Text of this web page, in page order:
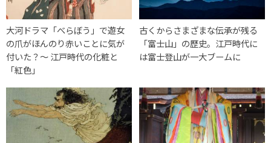
大河ドラマ「べらぼう」で遊女
の爪がほんのり赤いことに気が
付いた？〜 江戸時代の化粧と
「紅色」
古くからさまざまな伝承が残る
「富士山」の歴史。江戸時代に
は富士登山が一大ブームに